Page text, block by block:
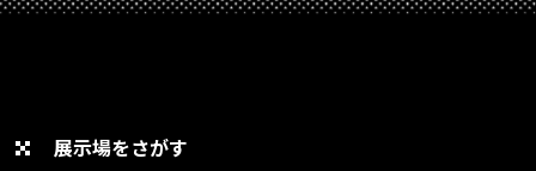
展示場をさがす